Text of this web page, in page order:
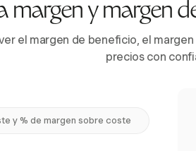
margen y margen
el margen de beneficio, el
precios con
y % de margen sobre coste